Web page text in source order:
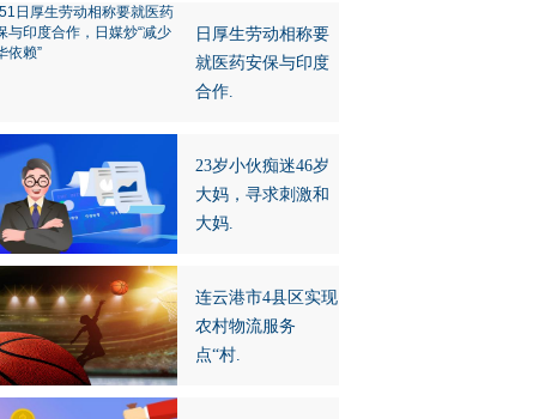
日厚生劳动相称要
就医药安保与印度
合作.
23岁小伙痴迷46岁
大妈，寻求刺激和
大妈.
连云港市4县区实现
农村物流服务
点“村.